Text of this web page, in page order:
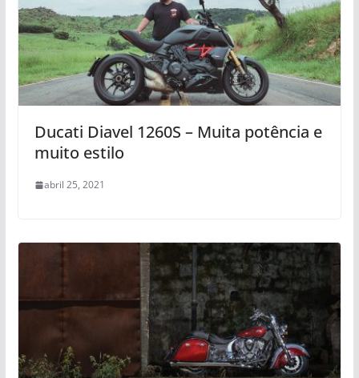
Ducati Diavel 1260S – Muita potência e
muito estilo
abril 25, 2021